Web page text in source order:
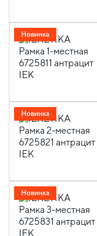
Новинка
Новинка
Новинка